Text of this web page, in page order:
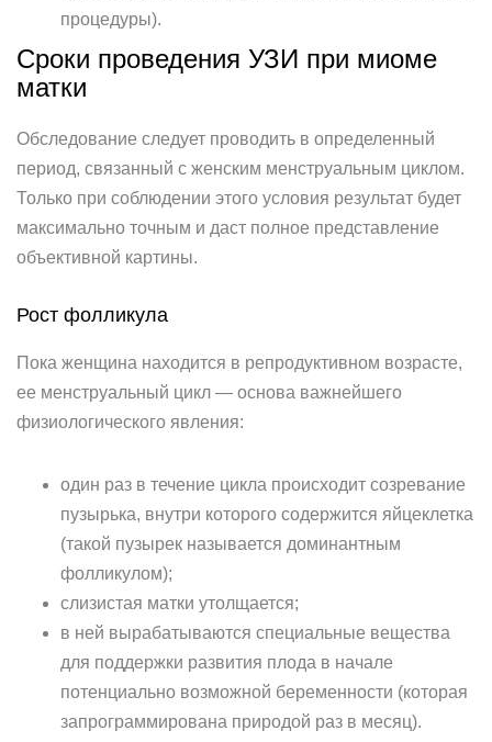
процедуры).
Сроки проведения УЗИ при миоме
матки
Обследование следует проводить в определенный
период, связанный с женским менструальным циклом.
Только при соблюдении этого условия результат будет
максимально точным и даст полное представление
объективной картины.
Рост фолликула
Пока женщина находится в репродуктивном возрасте,
ее менструальный цикл — основа важнейшего
физиологического явления:
один раз в течение цикла происходит созревание
пузырька, внутри которого содержится яйцеклетка
(такой пузырек называется доминантным
фолликулом);
слизистая матки утолщается;
в ней вырабатываются специальные вещества
для поддержки развития плода в начале
потенциально возможной беременности (которая
запрограммирована природой раз в месяц).